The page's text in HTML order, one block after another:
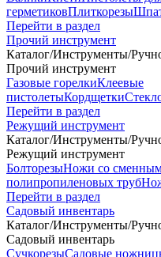
герметиковПлиткорезы
Перейти в раздел
Прочий инструмент
Каталог/Инструменты/
Прочий инструмент
Газовые горелкиКлеевые
пистолетыКордщетки
Перейти в раздел
Режущий инструмент
Каталог/Инструменты/
Режущий инструмент
БолторезыНожи со
полипропиленовых труб
Перейти в раздел
Садовый инвентарь
Каталог/Инструменты/
Садовый инвентарь
СучкорезыСадовые